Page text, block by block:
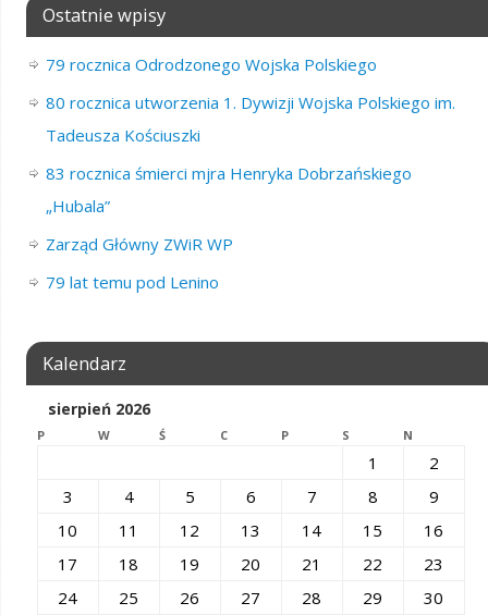
Ostatnie wpisy
79 rocznica Odrodzonego Wojska Polskiego
80 rocznica utworzenia 1. Dywizji Wojska Polskiego im.
Tadeusza Kościuszki
83 rocznica śmierci mjra Henryka Dobrzańskiego
„Hubala”
Zarząd Główny ZWiR WP
79 lat temu pod Lenino
Kalendarz
sierpień 2026
P W Ś C P S N
1
2
3
4 5 6 7 8
9
10
11 12 13 14 15
16
17
18 19 20 21 22
23
24
25 26 27 28 29 30